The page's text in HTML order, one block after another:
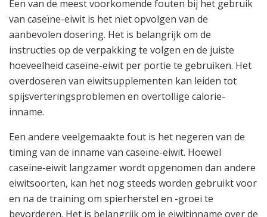
Een van de meest voorkomende fouten bij het gebruik
van caseïne-eiwit is het niet opvolgen van de
aanbevolen dosering. Het is belangrijk om de
instructies op de verpakking te volgen en de juiste
hoeveelheid caseïne-eiwit per portie te gebruiken. Het
overdoseren van eiwitsupplementen kan leiden tot
spijsverteringsproblemen en overtollige calorie-
inname.
Een andere veelgemaakte fout is het negeren van de
timing van de inname van caseïne-eiwit. Hoewel
caseïne-eiwit langzamer wordt opgenomen dan andere
eiwitsoorten, kan het nog steeds worden gebruikt voor
en na de training om spierherstel en -groei te
bevorderen. Het is belangrijk om je eiwitinname over de